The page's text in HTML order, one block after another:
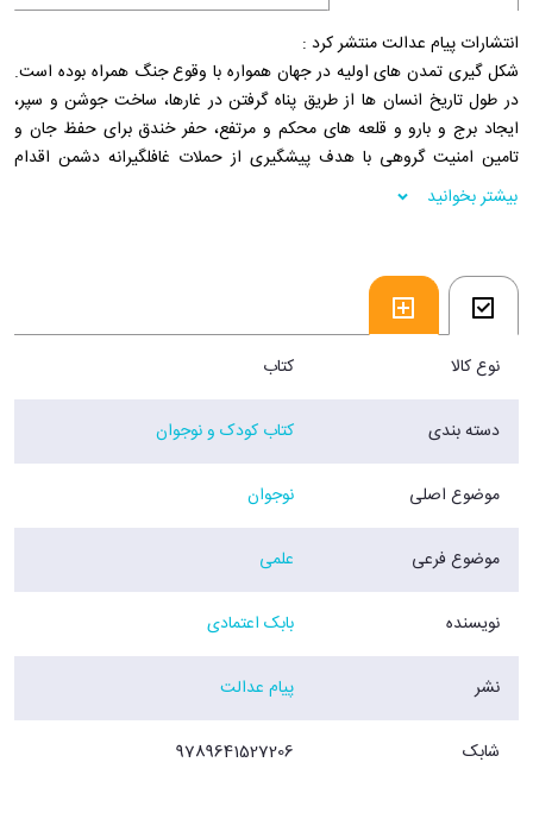
انتشارات پیام عدالت منتشر کرد :
شکل گیری تمدن های اولیه در جهان همواره با وقوع جنگ همراه بوده است.
در طول تاریخ انسان ها از طریق پناه گرفتن در غارها، ساخت جوشن و سپر،
ایجاد برج و بارو و قلعه های محکم و مرتفع، حفر خندق برای حفظ جان و
تامین امنیت گروهی با هدف پیشگیری از حملات غافلگیرانه دشمن اقدام
نموده اند، دیوارهای دفاعی و خاکریزهای متعلق به آغاز سکونت انسان در ایران
هنوز برجاست و شکل آنها به موازات پیشرفت سلاح های تهاجمی و تدافعی در
فروشگاه اینترنتی 30 بوک
بیشتر بخوانید
نوع کالا کتاب
دسته بندی کتاب کودک و نوجوان
موضوع اصلی نوجوان
موضوع فرعی علمی
نویسنده بابک اعتمادی
نشر پیام عدالت
شابک 9789641527206